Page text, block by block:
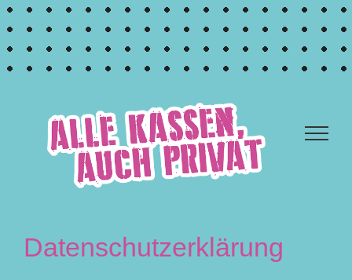
springen
Datenschutzerklärung